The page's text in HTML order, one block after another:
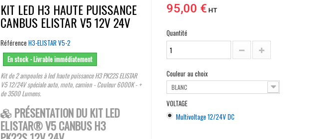
KIT LED H3 HAUTE PUISSANCE
CANBUS ELISTAR V5 12V 24V
Référence H3-ELISTAR V5-2
En stock - Livrable immédiatement
Kit de 2 ampoules à led haute puissance H3 PK22S ELISTAR
V5 12/24V spéciale auto, moto, camion - Couleur 6000K - +
de 3500 Lumens.
PRÉSENTATION DU KIT LED
ELISTAR® V5 CANBUS H3
95,00 €HT
Quantité
Couleur au choix
BLANC
VOLTAGE
Multivoltage 12/24V DC